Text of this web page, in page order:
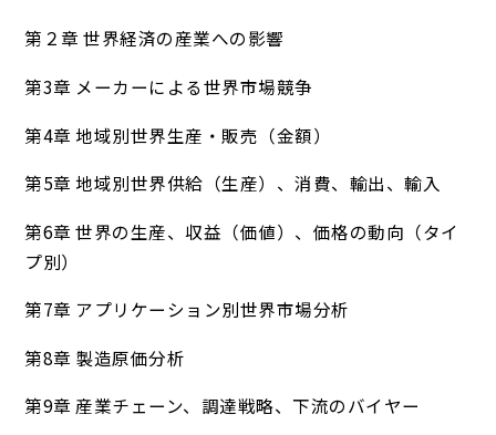
第２章 世界経済の産業への影響
第3章 メーカーによる世界市場競争
第4章 地域別世界生産・販売（金額）
第5章 地域別世界供給（生産）、消費、輸出、輸入
第6章 世界の生産、収益（価値）、価格の動向（タイ
プ別）
第7章 アプリケーション別世界市場分析
第8章 製造原価分析
第9章 産業チェーン、調達戦略、下流のバイヤー